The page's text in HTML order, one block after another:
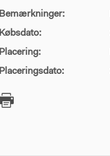
Bemærkninger:
Købsdato:
Placering:
Placeringsdato: